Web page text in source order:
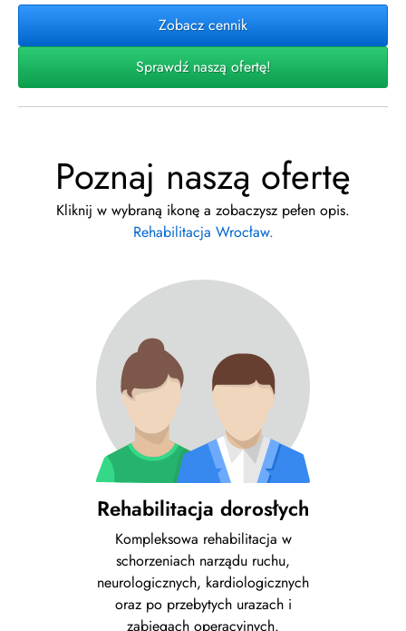
Zobacz cennik
Sprawdź naszą ofertę!
Poznaj naszą ofertę
Kliknij w wybraną ikonę a zobaczysz pełen opis.
Rehabilitacja Wrocław.
Rehabilitacja dorosłych
Kompleksowa rehabilitacja w
schorzeniach narządu ruchu,
neurologicznych, kardiologicznych
oraz po przebytych urazach i
zabiegach operacyjnych.